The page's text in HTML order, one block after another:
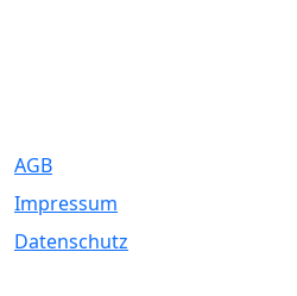
AGB
Impressum
Datenschutz